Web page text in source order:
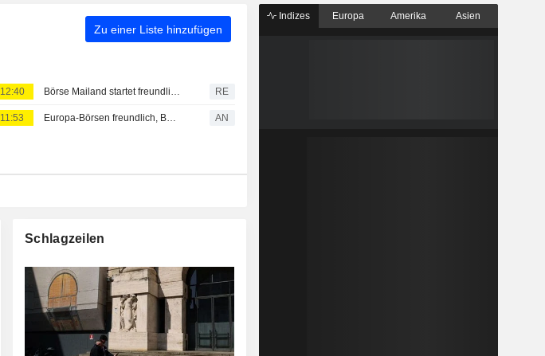
Zu einer Liste hinzufügen
12:40 Börse Mailand startet freundlich, Bankenrally nach Halbjahreszahlen, Dovalue bricht ein RE
11:53 Europa-Börsen freundlich, Banco BPM an der Spitze des MIB AN
Schlagzeilen
Indizes Europa Amerika Asien